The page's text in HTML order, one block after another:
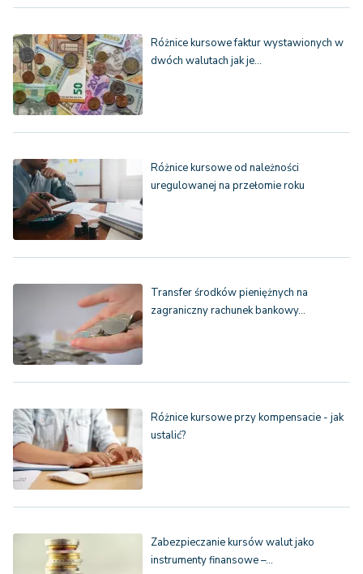
Różnice kursowe faktur wystawionych w
dwóch walutach jak je…
Różnice kursowe od należności
uregulowanej na przełomie roku
Transfer środków pieniężnych na
zagraniczny rachunek bankowy…
Różnice kursowe przy kompensacie - jak
ustalić?
Zabezpieczanie kursów walut jako
instrumenty finansowe –…